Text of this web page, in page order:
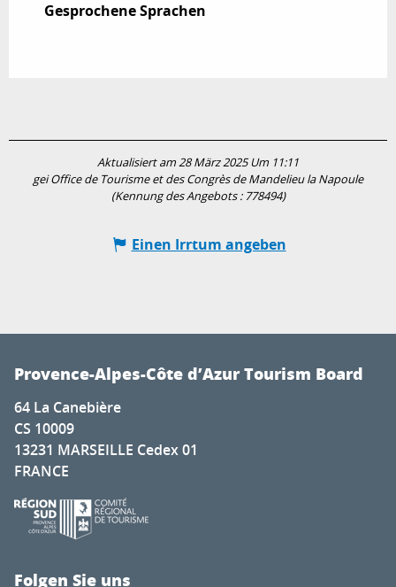
Gesprochene Sprachen
Gesprochene Sprachen
Aktualisiert am 28 März 2025 Um 11:11
gei Office de Tourisme et des Congrès de Mandelieu la Napoule
(Kennung des Angebots : 778494)
Einen Irrtum angeben
Provence-Alpes-Côte d’Azur Tourism Board
64 La Canebière
CS 10009
13231 MARSEILLE Cedex 01
FRANCE
Folgen Sie uns